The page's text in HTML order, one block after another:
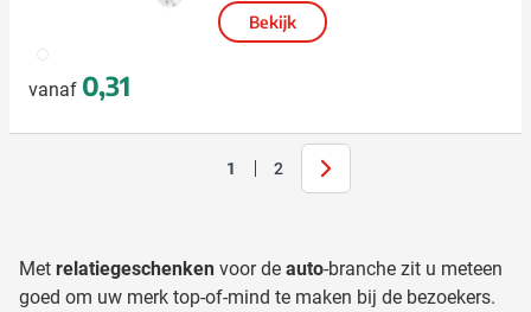
002
vanaf 0,31
Bekijk
U lees momenteel pagina
1 Pagina
2 Volgende
Met relatiegeschenken voor de auto-branche zit u meteen
goed om uw merk top-of-mind te maken bij de bezoekers.